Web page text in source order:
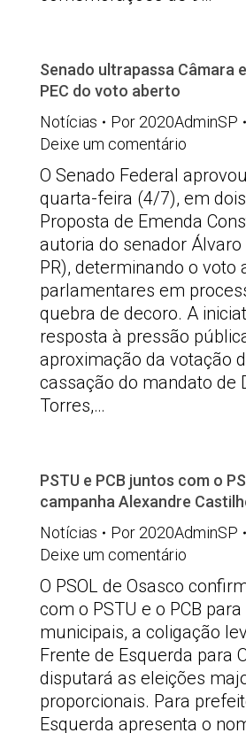
Senado ultrapassa Câmara
PEC do voto aberto
Notícias
Por 2020AdminSP
Deixe um comentário
O Senado Federal
quarta-feira (4/7), em
Proposta de Emenda
autoria do senador Álvaro
PR), determinando o voto
parlamentares em
quebra de decoro. A
resposta à pressão
aproximação da votação
cassação do mandato de
Torres,…
PSTU e PCB juntos com o
campanha Alexandre
Notícias
Por 2020AdminSP
Deixe um comentário
O PSOL de Osasco
com o PSTU e o PCB
municipais, a coligação
Frente de Esquerda para
disputará as eleições
proporcionais. Para
Esquerda apresenta o